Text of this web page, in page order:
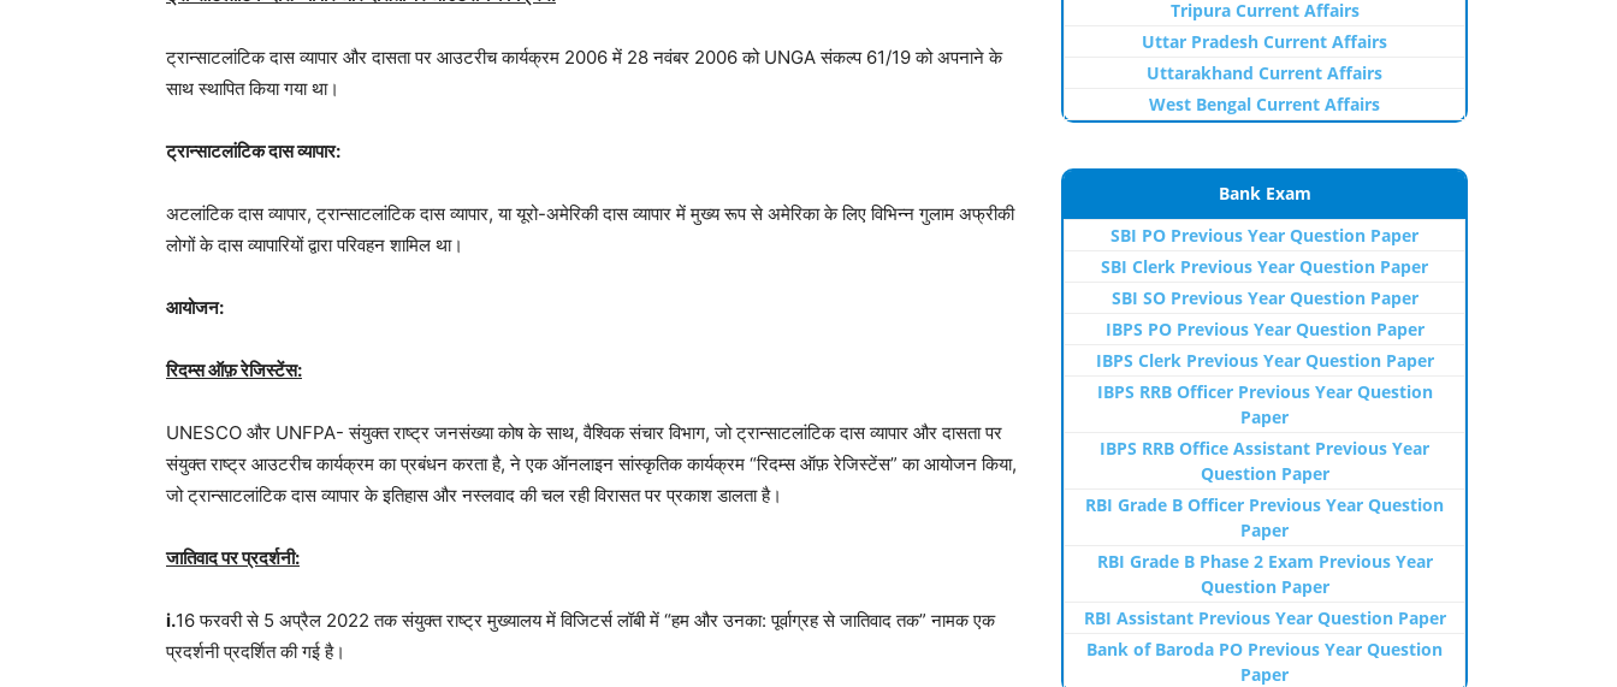
ट्रान्साटलांटिक दास व्यापार और दासता पर आउटरीच कार्यक्रम 2006 में 28 नवंबर 2006 को UNGA संकल्प 61/19 को अपनाने के
साथ स्थापित किया गया था।
ट्रान्साटलांटिक दास व्यापार:
अटलांटिक दास व्यापार, ट्रान्साटलांटिक दास व्यापार, या यूरो-अमेरिकी दास व्यापार में मुख्य रूप से अमेरिका के लिए विभिन्न गुलाम अफ्रीकी
लोगों के दास व्यापारियों द्वारा परिवहन शामिल था।
आयोजन:
रिदम्स ऑफ़ रेजिस्टेंस:
UNESCO और UNFPA- संयुक्त राष्ट्र जनसंख्या कोष के साथ, वैश्विक संचार विभाग, जो ट्रान्साटलांटिक दास व्यापार और दासता पर
संयुक्त राष्ट्र आउटरीच कार्यक्रम का प्रबंधन करता है, ने एक ऑनलाइन सांस्कृतिक कार्यक्रम “रिदम्स ऑफ़ रेजिस्टेंस” का आयोजन किया,
जो ट्रान्साटलांटिक दास व्यापार के इतिहास और नस्लवाद की चल रही विरासत पर प्रकाश डालता है।
जातिवाद पर प्रदर्शनी:
i.16 फरवरी से 5 अप्रैल 2022 तक संयुक्त राष्ट्र मुख्यालय में विजिटर्स लॉबी में “हम और उनका: पूर्वाग्रह से जातिवाद तक” नामक एक
प्रदर्शनी प्रदर्शित की गई है।
Tripura Current Affairs
Uttar Pradesh Current Affairs
Uttarakhand Current Affairs
West Bengal Current Affairs
Bank Exam
SBI PO Previous Year Question Paper
SBI Clerk Previous Year Question Paper
SBI SO Previous Year Question Paper
IBPS PO Previous Year Question Paper
IBPS Clerk Previous Year Question Paper
IBPS RRB Officer Previous Year Question
Paper
IBPS RRB Office Assistant Previous Year
Question Paper
RBI Grade B Officer Previous Year Question
Paper
RBI Grade B Phase 2 Exam Previous Year
Question Paper
RBI Assistant Previous Year Question Paper
Bank of Baroda PO Previous Year Question
Paper